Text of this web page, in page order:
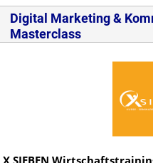
Digital Marketing &
Masterclass
X SIEBEN